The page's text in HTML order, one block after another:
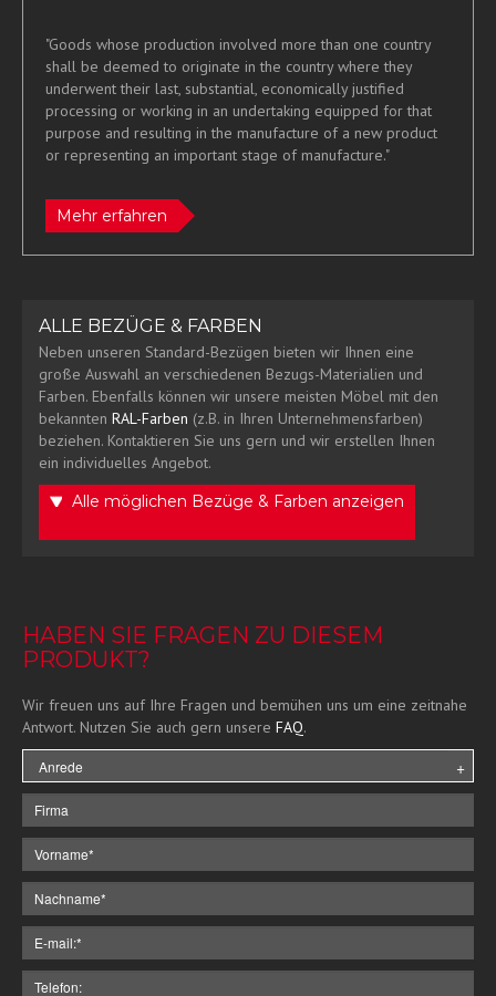
"Goods whose production involved more than one country
shall be deemed to originate in the country where they
underwent their last, substantial, economically justified
processing or working in an undertaking equipped for that
purpose and resulting in the manufacture of a new product
or representing an important stage of manufacture."
Mehr erfahren
ALLE BEZÜGE & FARBEN
Neben unseren Standard-Bezügen bieten wir Ihnen eine
große Auswahl an verschiedenen Bezugs-Materialien und
Farben. Ebenfalls können wir unsere meisten Möbel mit den
bekannten RAL-Farben (z.B. in Ihren Unternehmensfarben)
beziehen. Kontaktieren Sie uns gern und wir erstellen Ihnen
ein individuelles Angebot.
Alle möglichen Bezüge & Farben anzeigen
HABEN SIE FRAGEN ZU DIESEM
PRODUKT?
Wir freuen uns auf Ihre Fragen und bemühen uns um eine zeitnahe
Antwort. Nutzen Sie auch gern unsere FAQ.